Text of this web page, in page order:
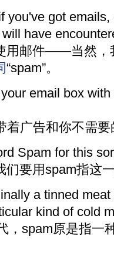
you've got
have
用邮件——当然
“spam”。
email box
着广告和你不需
Spam for this
们要用spam指这
a tinned
kind of cold
，spam原是指一